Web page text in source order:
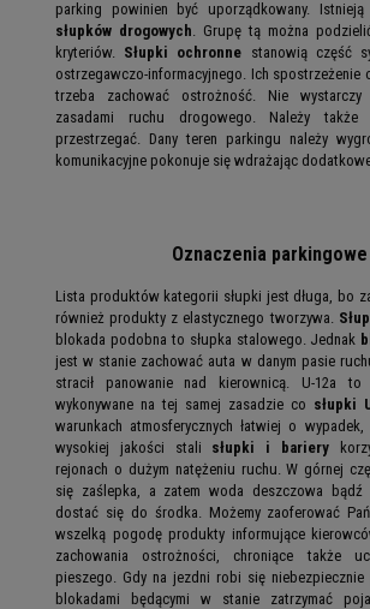
parking powinien być uporządkowany.
słupków drogowych. Grupę tą można
kryteriów. Słupki ochronne stanowią część
ostrzegawczo-informacyjnego. Ich spostrzeżenie
trzeba zachować ostrożność. Nie
zasadami ruchu drogowego. Należy także
przestrzegać. Dany teren parkingu należy
komunikacyjne pokonuje się wdrażając
Oznaczenia parkingowe
Lista produktów kategorii słupki jest długa, bo
również produkty z elastycznego tworzywa.
blokada podobna to słupka stalowego. Jednak
jest w stanie zachować auta w danym pasie
stracił panowanie nad kierownicą. U-12a to
wykonywane na tej samej zasadzie co słupki
warunkach atmosferycznych łatwiej o
wysokiej jakości stali słupki i bariery
rejonach o dużym natężeniu ruchu. W górnej
się zaślepka, a zatem woda deszczowa
dostać się do środka. Możemy zaoferować
wszelką pogodę produkty informujące
zachowania ostrożności, chroniące także
pieszego. Gdy na jezdni robi się niebezpiecznie
blokadami będącymi w stanie zatrzymać